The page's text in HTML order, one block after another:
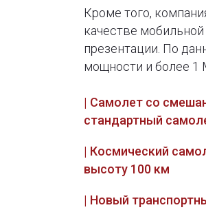
Кроме того,
качестве
презентации. По
мощности и более 1
| Самолет со
стандартный
| Космический
высоту 100 км
| Новый